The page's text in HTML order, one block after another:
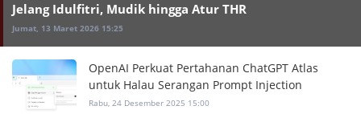
Jelang Idulfitri, Mudik hingga Atur THR
Jumat, 13 Maret 2026 15:25
OpenAI Perkuat Pertahanan ChatGPT Atlas
untuk Halau Serangan Prompt Injection
Rabu, 24 Desember 2025 15:00